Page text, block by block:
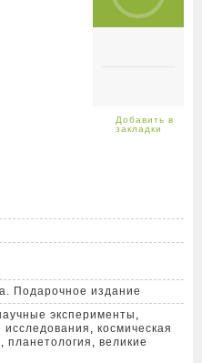
Подарочное издание
эксперименты ,
исследования , космическая
,планетология , великие